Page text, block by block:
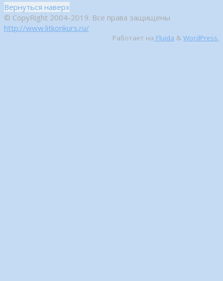
Вернуться наверх
© CopyRight 2004-2019. Все права защищены
http://www.litkonkurs.ru/
Работает на Fluida & WordPress.